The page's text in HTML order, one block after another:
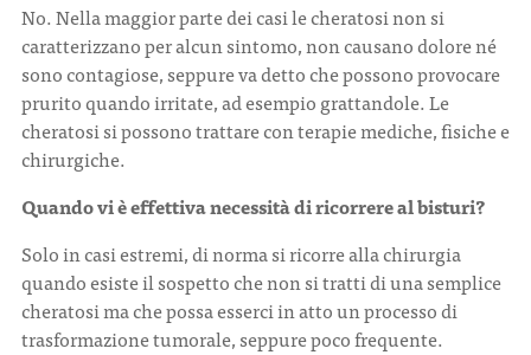
No. Nella maggior parte dei casi le cheratosi non si
caratterizzano per alcun sintomo, non causano dolore né
sono contagiose, seppure va detto che possono provocare
prurito quando irritate, ad esempio grattandole. Le
cheratosi si possono trattare con terapie mediche, fisiche e
chirurgiche.
Quando vi è effettiva necessità di ricorrere al bisturi?
Solo in casi estremi, di norma si ricorre alla chirurgia
quando esiste il sospetto che non si tratti di una semplice
cheratosi ma che possa esserci in atto un processo di
trasformazione tumorale, seppure poco frequente.